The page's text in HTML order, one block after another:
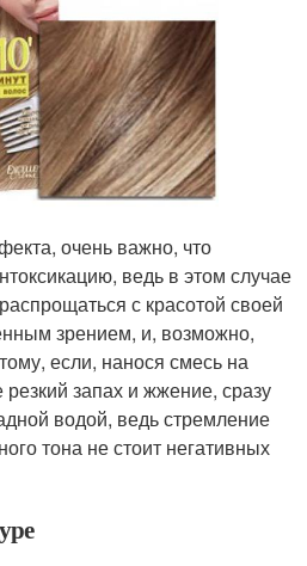
очень важно, что
ведь в этом случае
с красотой своей
зрением, и, возможно,
если, нанося смесь на
резкий запах и жжение, сразу
водой, ведь стремление
тона не стоит негативных